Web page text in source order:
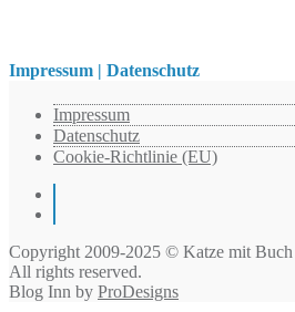
Impressum | Datenschutz
Impressum
Datenschutz
Cookie-Richtlinie (EU)
Copyright 2009-2025 © Katze mit Buch
All rights reserved.
Blog Inn by ProDesigns